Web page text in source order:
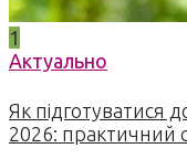
1
Актуально
Як підготуватися
2026: практичний